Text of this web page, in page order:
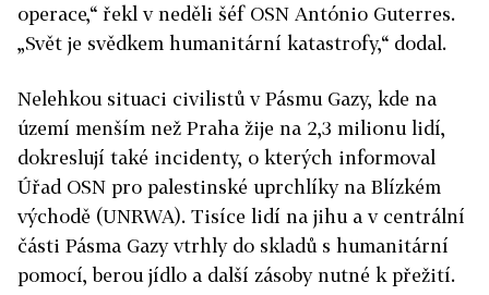
operace,“ řekl v neděli šéf OSN António Guterres.
„Svět je svědkem humanitární katastrofy,“ dodal.
Nelehkou situaci civilistů v Pásmu Gazy, kde na
území menším než Praha žije na 2,3 milionu lidí,
dokreslují také incidenty, o kterých informoval
Úřad OSN pro palestinské uprchlíky na Blízkém
východě (UNRWA). Tisíce lidí na jihu a v centrální
části Pásma Gazy vtrhly do skladů s humanitární
pomocí, berou jídlo a další zásoby nutné k přežití.